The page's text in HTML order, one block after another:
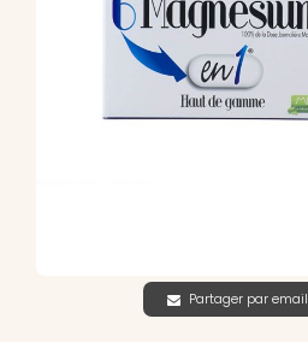
Partager par email